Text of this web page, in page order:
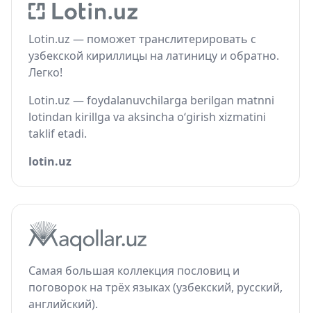
Lotin.uz — поможет транслитерировать с
узбекской кириллицы на латиницу и обратно.
Легко!
Lotin.uz — foydalanuvchilarga berilgan matnni
lotindan kirillga va aksincha o‘girish xizmatini
taklif etadi.
lotin.uz
Самая большая коллекция пословиц и
поговорок на трёх языках (узбекский, русский,
английский).